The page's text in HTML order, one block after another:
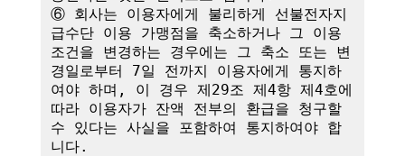
⑥ 회사는 이용자에게 불리하게 선불전자지
급수단 이용 가맹점을 축소하거나 그 이용
조건을 변경하는 경우에는 그 축소 또는 변
경일로부터 7일 전까지 이용자에게 통지하
여야 하며, 이 경우 제29조 제4항 제4호에
따라 이용자가 잔액 전부의 환급을 청구할
수 있다는 사실을 포함하여 통지하여야 합
니다.